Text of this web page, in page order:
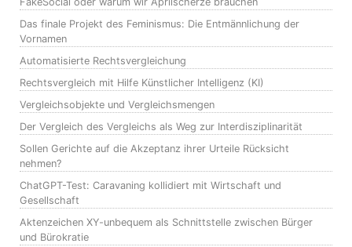
Das finale Projekt des Feminismus: Die Entmännlichung der
Vornamen
Automatisierte Rechtsvergleichung
Rechtsvergleich mit Hilfe Künstlicher Intelligenz (KI)
Vergleichsobjekte und Vergleichsmengen
Der Vergleich des Vergleichs als Weg zur Interdisziplinarität
Sollen Gerichte auf die Akzeptanz ihrer Urteile Rücksicht
nehmen?
ChatGPT-Test: Caravaning kollidiert mit Wirtschaft und
Gesellschaft
Aktenzeichen XY-unbequem als Schnittstelle zwischen Bürger
und Bürokratie